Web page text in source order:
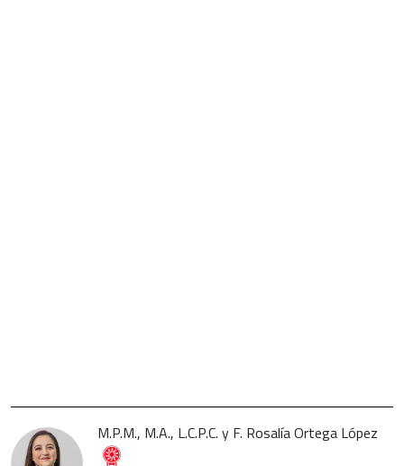
M.P.M., M.A., L.C.P.C. y F. Rosalía Ortega López